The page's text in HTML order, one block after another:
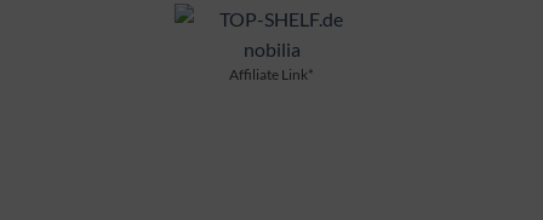
Affiliate Link*